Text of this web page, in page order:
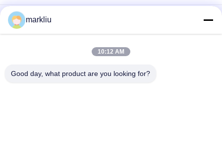
การผลิตพื้นผิววัสดุ BT ของแบรนด์ฮิตาชิ
markliu
10:12 AM
Good day, what product are you looking for?